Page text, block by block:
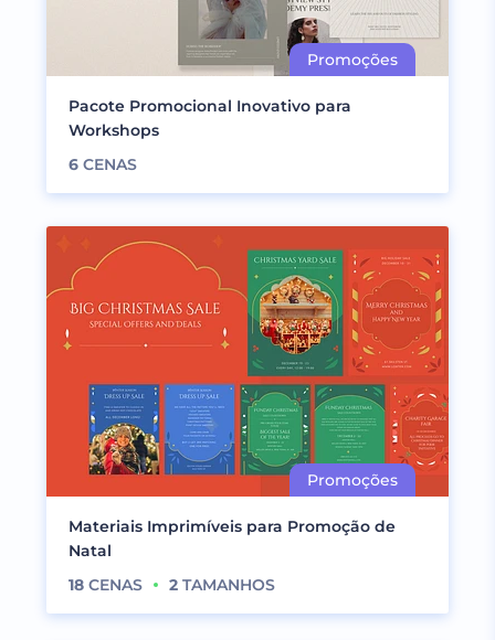
Pacote Promocional Inovativo para
Workshops
6 CENAS
Materiais Imprimíveis para Promoção de
Natal
18 CENAS 2 TAMANHOS